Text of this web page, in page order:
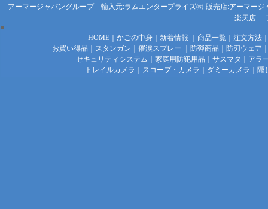
アーマージャパングループ 輸入元:ラムエンタープライズ㈱ 販売店:アーマージ
楽天店
HOME｜ かごの中身｜ 新着情報 商品一覧｜ 注文方法
お買い得品
スタンガン 催涙スプレー 防弾商品 防刃ウェア
セキュリティシステム
家庭用防犯用品 サスマタ
アラ
トレイルカメラ
スコープ・カメラ ダミーカメラ 隠